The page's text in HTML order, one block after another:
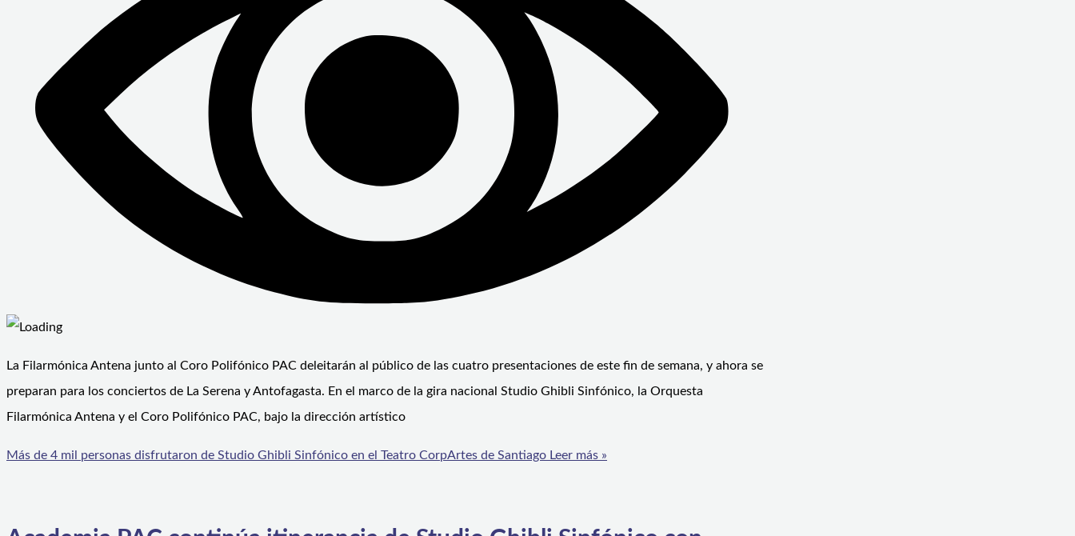
La Filarmónica Antena junto al Coro Polifónico PAC deleitarán al público de las cuatro presentaciones de este fin de semana, y ahora se
preparan para los conciertos de La Serena y Antofagasta. En el marco de la gira nacional Studio Ghibli Sinfónico, la Orquesta
Filarmónica Antena y el Coro Polifónico PAC, bajo la dirección artístico
Más de 4 mil personas disfrutaron de Studio Ghibli Sinfónico en el Teatro CorpArtes de Santiago Leer más »